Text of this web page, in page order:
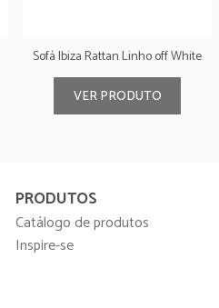
Sofá Ibiza Rattan Linho off White
VER PRODUTO
PRODUTOS
Catálogo de produtos
Inspire-se